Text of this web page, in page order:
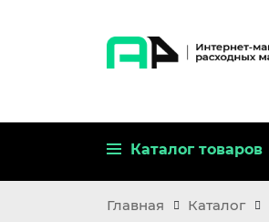
Каталог товаров
Главная Каталог